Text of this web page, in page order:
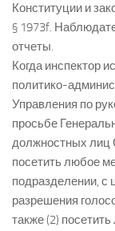
Конституции и
§ 1973f.
отчеты.
Когда инспектор
политико-
Управления по
просьбе
должностных лиц
посетить любое
подразделении, с
разрешения
также (2)